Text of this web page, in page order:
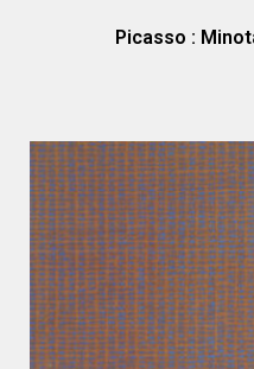
Picasso :